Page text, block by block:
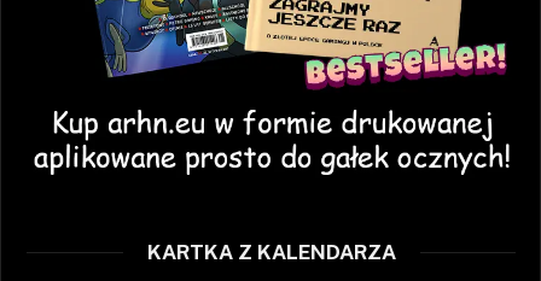
KARTKA Z KALENDARZA